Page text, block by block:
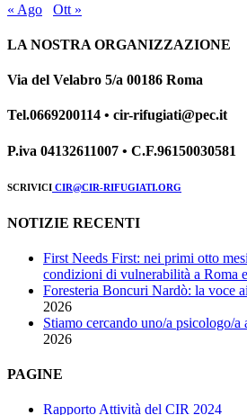
« Ago
Ott »
LA NOSTRA ORGANIZZAZIONE
Via del Velabro 5/a 00186 Roma
Tel.0669200114 • cir-rifugiati@pec.it
P.iva 04132611007 • C.F.96150030581
SCRIVICI CIR@CIR-RIFUGIATI.ORG
NOTIZIE RECENTI
First Needs First: nei primi otto
condizioni di vulnerabilità a Roma
Foresteria Boncuri Nardò: la voce
2026
Stiamo cercando uno/a psicologo/a
2026
PAGINE
Rapporto Attività del CIR 2024